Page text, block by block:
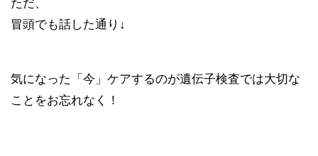
ただ、
冒頭でも話した通り↓
気になった「今」ケアするのが遺伝子検査では大切な
ことをお忘れなく！